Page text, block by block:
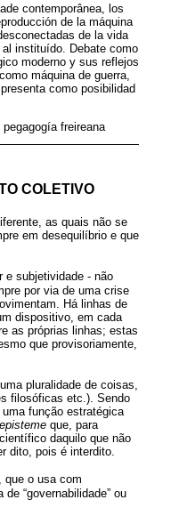
contemporânea, los
de la máquina
de la vida
instituído. Debate como
moderno y sus reflejos
máquina de guerra,
como posibilidad
freireana
COLETIVO
as quais não se
em desequilíbrio e que
e subjetividade - não
por via de uma crise
Há linhas de
dispositivo, em cada
as próprias linhas; estas
que provisoriamente,
pluralidade de coisas,
filosóficas etc.). Sendo
função estratégica
episteme que, para
daquilo que não
dito, pois é interdito.
que o usa com
“governabilidade” ou